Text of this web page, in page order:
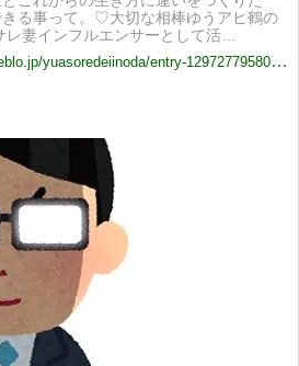
る事って。♡大切な相棒ゆうアヒ鶴の
妻インフルエンサーとして活…
yuasoredeiinoda/entry-12972779580.html